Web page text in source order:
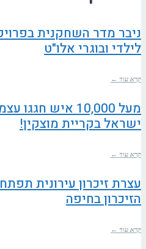
ניבר מדר השחקנית
לילדי ובוגרי אלו"ט
קרא עוד ←
ישראל בקריית מוצקין!
קרא עוד ←
עצרת זיכרון עירונית
הזיכרון בחיפה
קרא עוד ←